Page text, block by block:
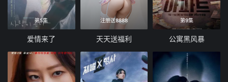
第5集
爱情来了
注册送8888
天天送福利
第9集
公寓黑风暴